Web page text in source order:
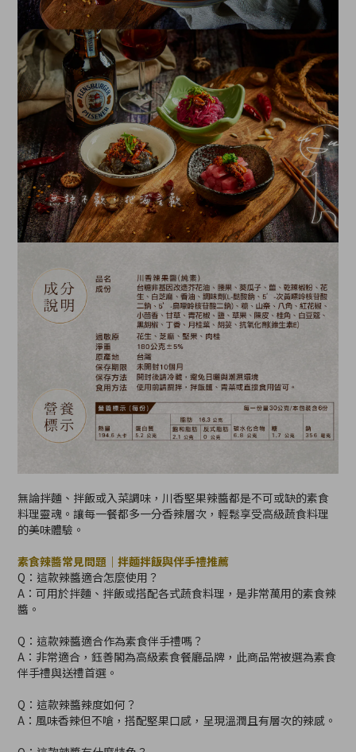
無論拌麵、拌飯或入菜調味，川香堅果辣醬都是不可或缺的素食
料理靈魂。讓每一餐都多一分香辣層次，輕鬆享受高級蔬食料理
的美味體驗。
素食辣醬常見問題｜拌麵拌飯與伴手禮推薦
Q：這款辣醬適合怎麼使用？
A：可用於拌麵、拌飯或搭配各式蔬食料理，是非常萬用的素食辣
醬。
Q：這款辣醬適合作為素食伴手禮嗎？
A：非常適合，鈺善閣為高級素食餐廳品牌，此商品常被選為素食
伴手禮與送禮首選。
Q：這款辣醬辣度如何？
A：風味香辣但不嗆，搭配堅果口感，呈現溫潤且有層次的辣感。